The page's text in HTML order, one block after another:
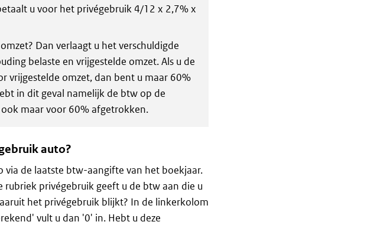
u voor het privégebruik 4/12 x 2,7% x
Dan verlaagt u het verschuldigde
belaste en vrijgestelde omzet. Als u de
vrijgestelde omzet, dan bent u maar 60%
in dit geval namelijk de btw op de
maar voor 60% afgetrokken.
auto?
de laatste btw-aangifte van het boekjaar.
privégebruik geeft u de btw aan die u
het privégebruik blijkt? In de linkerkolom
vult u dan '0' in. Hebt u deze